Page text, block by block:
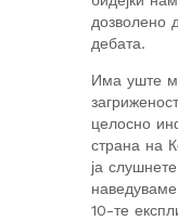
дозволено
дебата.
Има уште
целосно
страна на
ја
10-те